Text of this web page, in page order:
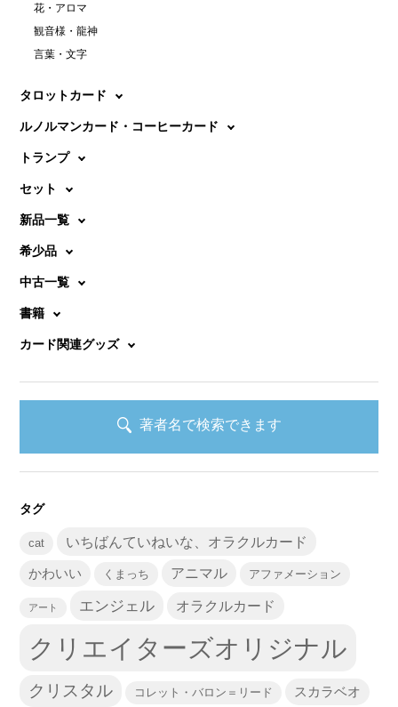
花・アロマ
観音様・龍神
言葉・文字
タロットカード
ルノルマンカード・コーヒーカード
トランプ
セット
新品一覧
希少品
中古一覧
書籍
カード関連グッズ
著者名で検索できます
タグ
cat いちばんていねいな、オラクルカード
かわいい くまっち アニマル アファメーション
アート エンジェル オラクルカード
クリエイターズオリジナル
クリスタル コレット・バロン＝リード スカラベオ